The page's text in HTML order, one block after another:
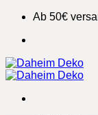
Zum
springen
Ab 50€